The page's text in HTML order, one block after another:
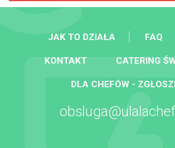
JAK TO DZIAŁA FAQ
KONTAKT CATERING
DLA CHEFÓW -